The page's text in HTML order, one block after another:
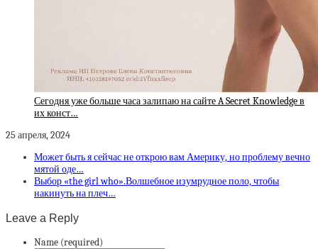
Сегодня уже больше часа залипаю на сайте A Secret Knowledge в
их конст…
25 апреля, 2024
Может быть я сейчас не открою вам Америку, но проблему вечно
мятой оде…
Выбор «the girl who».Волшебное изумрудное поло, чтобы
накинуть на плеч…
Leave a Reply
Name (required)